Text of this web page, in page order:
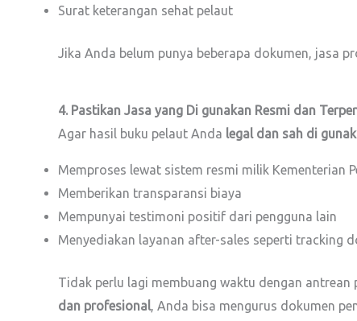
Surat keterangan sehat pelaut
Jika Anda belum punya beberapa dokumen, jasa
4. Pastikan Jasa yang Di gunakan Resmi dan
Agar hasil buku pelaut Anda legal dan sah di
Memproses lewat sistem resmi milik Kementerian
Memberikan transparansi biaya
Mempunyai testimoni positif dari pengguna lain
Menyediakan layanan after-sales seperti tracking
Tidak perlu lagi membuang waktu dengan
dan profesional, Anda bisa mengurus dokumen